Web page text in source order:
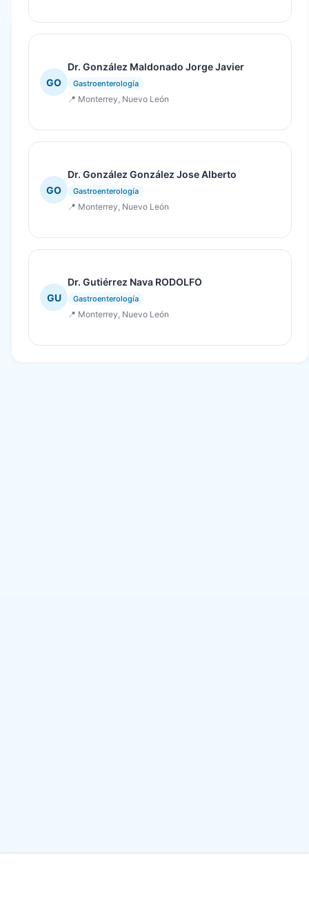
GO
Dr. González Maldonado Jorge Javier
Gastroenterología
📍 Monterrey, Nuevo León
GO
Dr. González González Jose Alberto
Gastroenterología
📍 Monterrey, Nuevo León
GU
Dr. Gutiérrez Nava RODOLFO
Gastroenterología
📍 Monterrey, Nuevo León